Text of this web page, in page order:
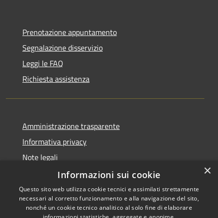
Prenotazione appuntamento
Segnalazione disservizio
Leggi le FAQ
Richiesta assistenza
Amministrazione trasparente
Informativa privacy
Note legali
Dichiarazione di accessibilità
×
Informazioni sui cookie
Questo sito web utilizza cookie tecnici e assimilati strettamente
necessari al corretto funzionamento e alla navigazione del sito,
nonché un cookie tecnico analitico al solo fine di elaborare